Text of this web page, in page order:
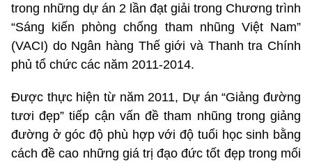
trong những dự án 2 lần đạt giải trong Chương trình
“Sáng kiến phòng chống tham nhũng Việt Nam”
(VACI) do Ngân hàng Thế giới và Thanh tra Chính
phủ tổ chức các năm 2011-2014.
Được thực hiện từ năm 2011, Dự án “Giảng đường
tươi đẹp” tiếp cận vấn đề tham nhũng trong giảng
đường ở góc độ phù hợp với độ tuổi học sinh bằng
cách đề cao những giá trị đạo đức tốt đẹp trong mối